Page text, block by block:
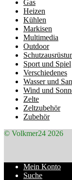
Gas
Heizen
Kühlen
Markisen
Multimedia
Outdoor
Sport und Spiel
Verschiedenes
Wasser und
Wind und
Zelte
Zeltzubehör
Zubehör
© Volkmer24 2026
Mein Konto
Suche